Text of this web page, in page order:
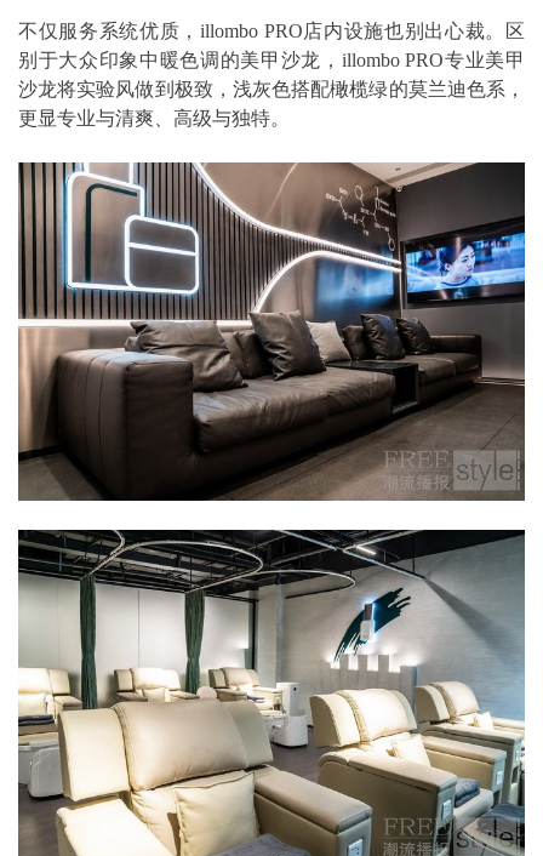
不仅服务系统优质，illombo PRO店内设施也别出心裁。区
别于大众印象中暖色调的美甲沙龙，illombo PRO专业美甲
沙龙将实验风做到极致，浅灰色搭配橄榄绿的莫兰迪色系，
更显专业与清爽、高级与独特。